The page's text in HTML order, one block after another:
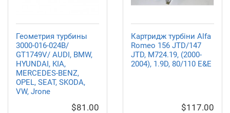
Геометрия турбины
3000-016-024B/
GT1749V/ AUDI, BMW,
HYUNDAI, KIA,
MERCEDES-BENZ,
OPEL, SEAT, SKODA,
VW, Jrone
$81.00
Картридж турбіни Alfa
Romeo 156 JTD/147
JTD, M724.19, (2000-
2004), 1.9D, 80/110 E&E
$117.00